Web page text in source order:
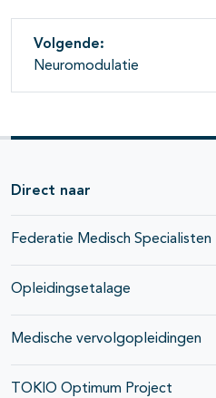
Volgende:
Neuromodulatie
Direct naar
Federatie Medisch Specialisten
Opleidingsetalage
Medische vervolgopleidingen
TOKIO Optimum Project